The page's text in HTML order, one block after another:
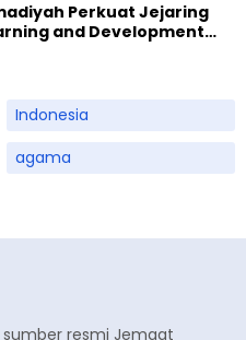
Perkuat Jejaring
and Development
Indonesia
agama
resmi Jemaat